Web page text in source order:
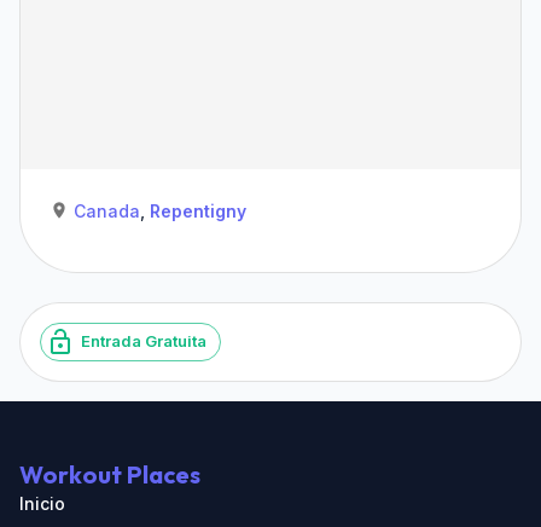
Canada Repentigny
Entrada Gratuita
Workout Places
Inicio